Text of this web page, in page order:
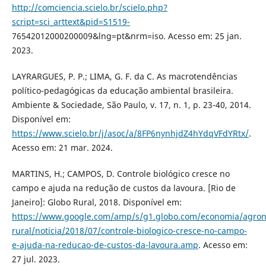
http://comciencia.scielo.br/scielo.php?
script=sci_arttext&pid=S1519-
76542012000200009&lng=pt&nrm=iso. Acesso em: 25 jan.
2023.
LAYRARGUES, P. P.; LIMA, G. F. da C. As macrotendências
político-pedagógicas da educação ambiental brasileira.
Ambiente & Sociedade, São Paulo, v. 17, n. 1, p. 23-40, 2014.
Disponível em:
https://www.scielo.br/j/asoc/a/8FP6nynhjdZ4hYdqVFdYRtx/.
Acesso em: 21 mar. 2024.
MARTINS, H.; CAMPOS, D. Controle biológico cresce no
campo e ajuda na redução de custos da lavoura. [Rio de
Janeiro]: Globo Rural, 2018. Disponível em:
https://www.google.com/amp/s/g1.globo.com/economia/
rural/noticia/2018/07/controle-biologico-cresce-no-campo-
e-ajuda-na-reducao-de-custos-da-lavoura.amp. Acesso em:
27 jul. 2023.